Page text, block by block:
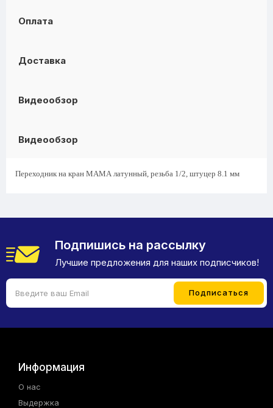
Оплата
Доставка
Видеообзор
Видеообзор
Переходник на кран МАМА латунный, резьба 1/2, штуцер 8.1 мм
Подпишись на рассылку
Лучшие предложения для наших подписчиков!
Информация
О нас
Выдержка